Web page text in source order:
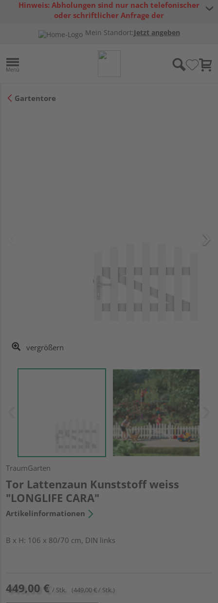
Hinweis: Abholungen sind nur nach telefonischer
oder schriftlicher Anfrage der
Mein Standort:Jetzt angeben
Gartentore
vergrößern
TraumGarten
Tor Lattenzaun Kunststoff weiss
"LONGLIFE CARA"
Artikelinformationen
B x H: 106 x 80/70 cm, DIN links
449,00 € / Stk. (449,00 € / Stk.)